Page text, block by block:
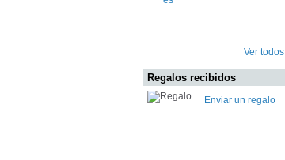
Ver todos
Regalos recibidos
Enviar un regalo